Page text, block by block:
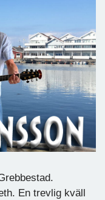
En trevlig kväll